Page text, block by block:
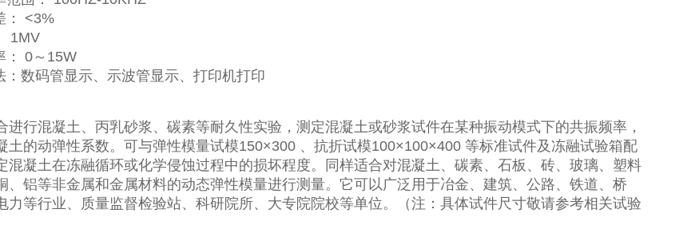
： <3%
1MV
： 0～15W
：数码管显示、示波管显示、打印机打印
进行混凝土、丙乳砂浆、碳素等耐久性实验，测定混凝土或砂浆试件在某种振动模式下的共振频率，
土的动弹性系数。可与弹性模量试模150×300 、抗折试模100×100×400 等标准试件及冻融试验箱配
混凝土在冻融循环或化学侵蚀过程中的损坏程度。同样适合对混凝土、碳素、石板、砖、玻璃、塑料
、铝等非金属和金属材料的动态弹性模量进行测量。它可以广泛用于冶金、建筑、公路、铁道、桥
力等行业、质量监督检验站、科研院所、大专院院校等单位。（注：具体试件尺寸敬请参考相关试验